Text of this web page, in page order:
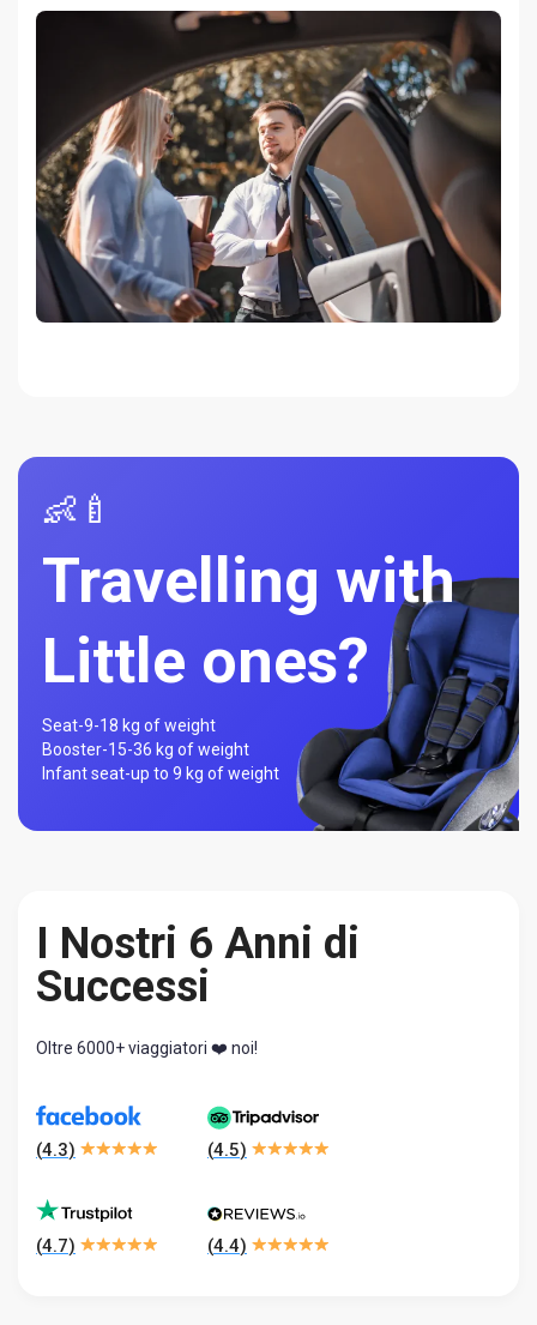
👶🍼
Travelling with
Little ones?
Seat-9-18 kg of weight
Booster-15-36 kg of weight
Infant seat-up to 9 kg of weight
I Nostri 6 Anni di
Successi
Oltre 6000+ viaggiatori ❤️ noi!
(4.3) (4.5)
(4.7) (4.4)